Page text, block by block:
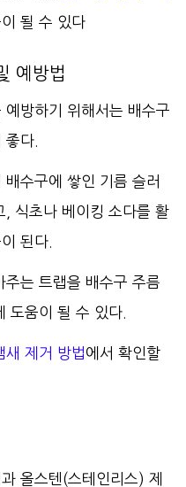
될 수 있다
예방법
방하기 위해서는 배수구
다.
수구에 쌓인 기름 슬러
, 식초나 베이킹 소다를 활
된다.
주는 트랩을 배수구 주름
도움이 될 수 있다.
새 제거 방법에서 확인할
올스텐(스테인리스) 제